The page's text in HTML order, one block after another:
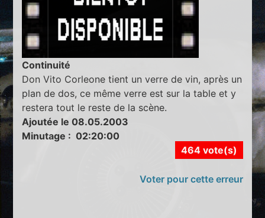
Continuité
Don Vito Corleone tient un verre de vin, après un
plan de dos, ce même verre est sur la table et y
restera tout le reste de la scène.
Ajoutée le 08.05.2003
Minutage : 02:20:00
464 vote(s)
Voter pour cette erreur